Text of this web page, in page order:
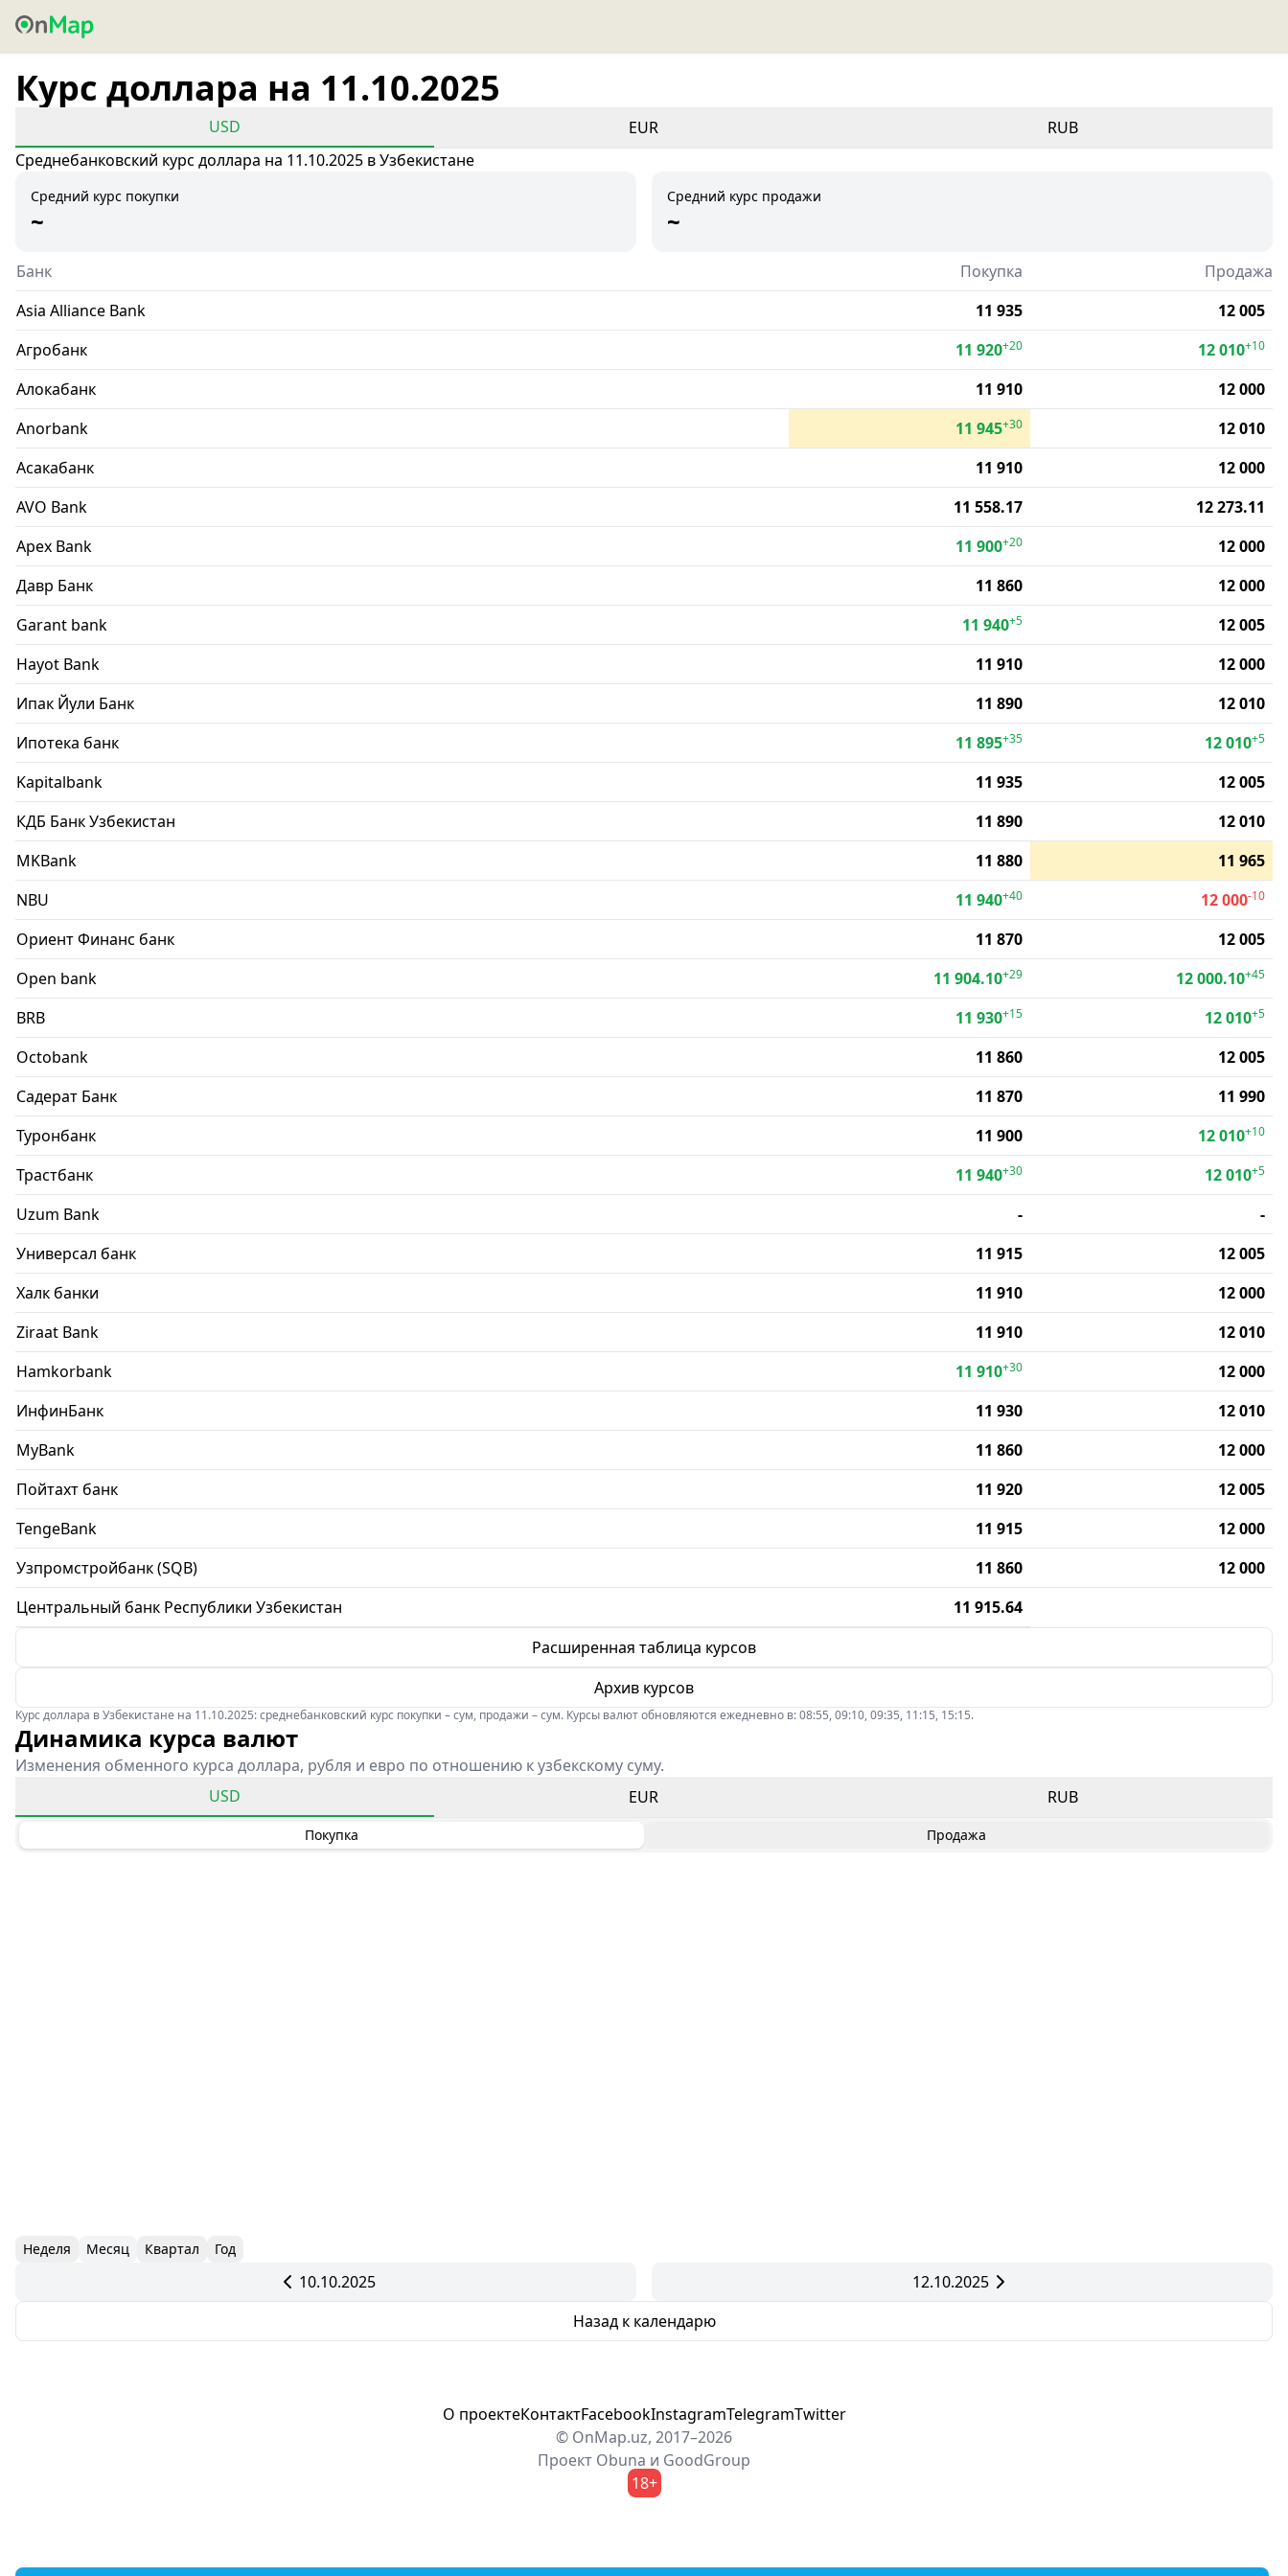
Курс доллара на 11.10.2025
USD EUR
RUB
Среднебанковский курс доллара на 11.10.2025 в Узбекистане
Средний курс покупки
~
Средний курс продажи
~
Банк Покупка
Продажа
Asia Alliance Bank
11 935
12 005
Агробанк
11 920+20 12 010+10
Алокабанк 11 910
12 000
Anorbank
11 945+30
12 010
Асакабанк
11 910
12 000
AVO Bank
11 558.17
12 273.11
Apex Bank
11 900+20
12 000
Давр Банк
11 860
12 000
Garant bank
11 940+5
12 005
Hayot Bank
11 910
12 000
Ипак Йули Банк
11 890
12 010
Ипотека банк
11 895+35 12 010+5
Kapitalbank 11 935
12 005
КДБ Банк Узбекистан
11 890
12 010
MKBank
11 880
11 965
NBU
11 940+40 12 000-10
Ориент Финанс банк 11 870
12 005
Open bank
11 904.10+29 12 000.10+45
BRB 11 930+15 12 010+5
Octobank 11 860
12 005
Садерат Банк
11 870
11 990
Туронбанк
11 900 12 010+10
Трастбанк 11 940+30 12 010+5
Uzum Bank -
-
Универсал банк
11 915
12 005
Халк банки
11 910
12 000
Ziraat Bank
11 910
12 010
Hamkorbank
11 910+30
12 000
ИнфинБанк
11 930
12 010
MyBank
11 860
12 000
Пойтахт банк
11 920
12 005
TengeBank
11 915
12 000
Узпромстройбанк (SQB)
11 860
12 000
Центральный банк Республики Узбекистан
11 915.64
Расширенная таблица курсов
Архив курсов
Курс доллара в Узбекистане на 11.10.2025: среднебанковский курс покупки – сум, продажи – сум. Курсы валют обновляются ежедневно в: 08:55, 09:10, 09:35, 11:15, 15:15.
Динамика курса валют
Изменения обменного курса доллара, рубля и евро по отношению к узбекскому суму.
USD
EUR RUB
Покупка Продажа
Неделя Месяц Квартал Год
10.10.2025
12.10.2025
Назад к календарю
О проектеКонтактFacebookInstagramTelegramTwitter
© OnMap.uz, 2017–2026
Проект Obuna и GoodGroup
18+